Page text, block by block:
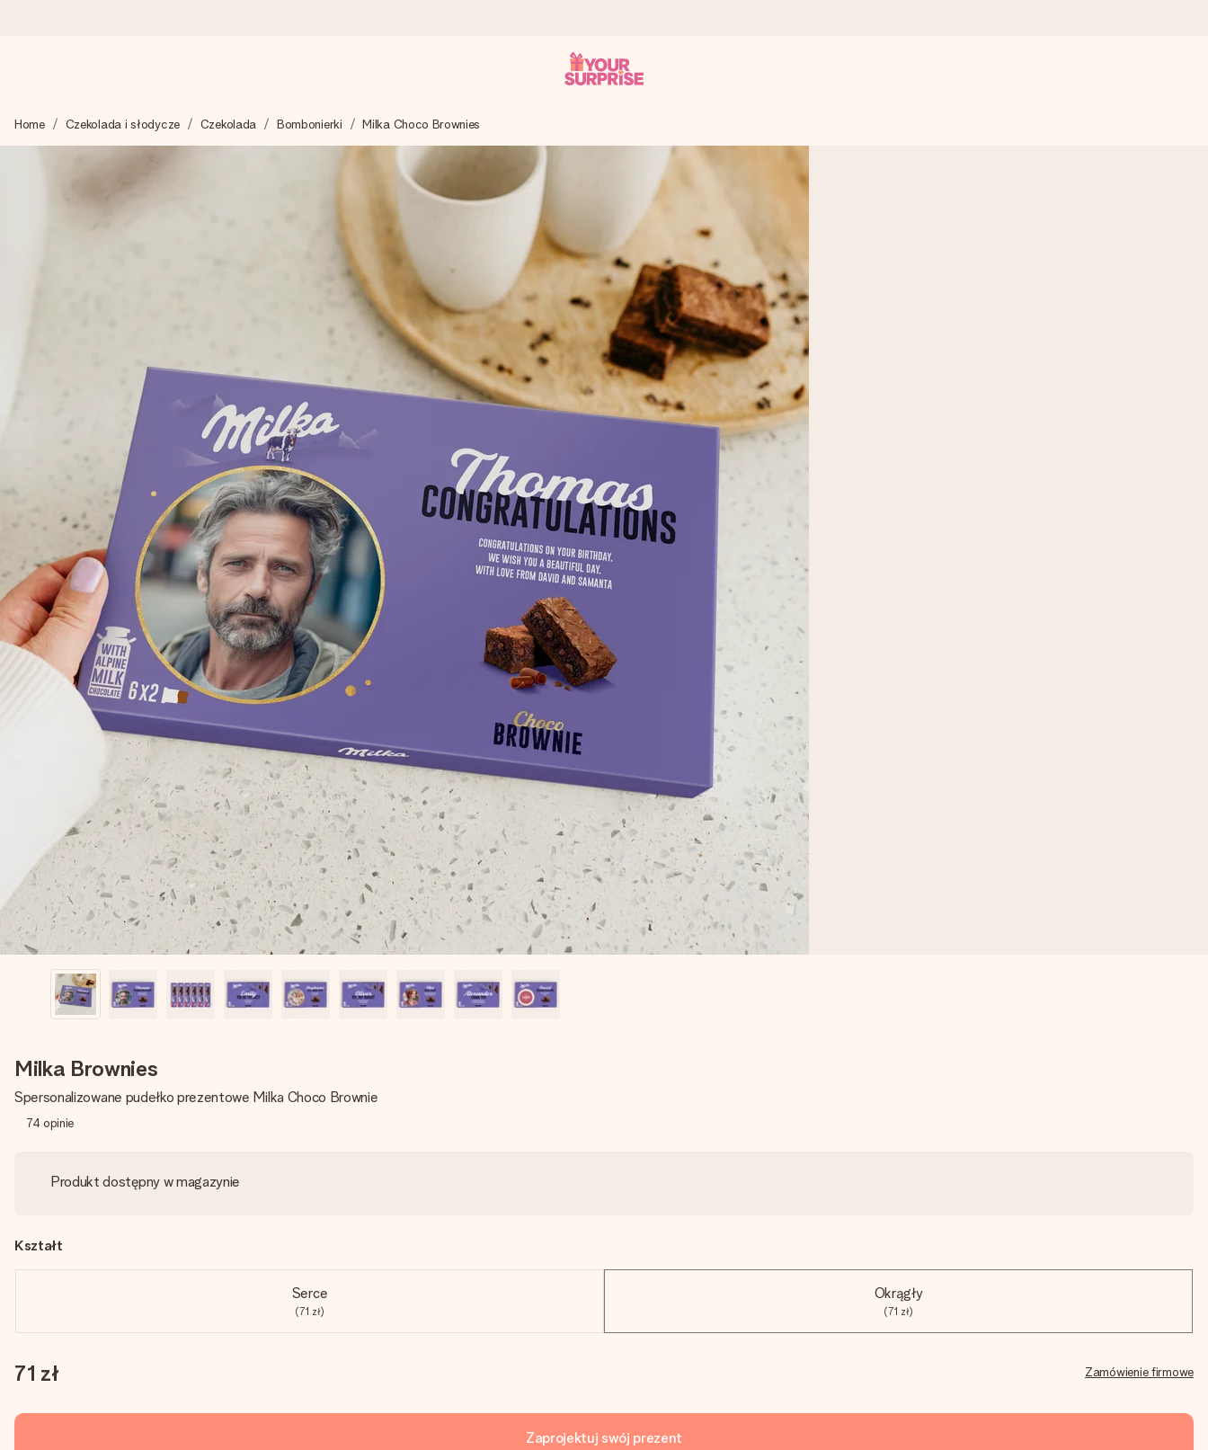
Tworzymy Twój prezent z troską i wysyłamy go w mgnieniu oka – dzięki czemu możesz go dać dokładnie we właściwym momencie, kiedy ma to największe znaczenie
4,7 (na podstawie +15 000 opinii)
Nasze prezenty inspirują. Klienci oceniają nas na 4,7 w Google Reviews.
Stwórz coś wyjątkowego w zaledwie kilku krokach – z jej imieniem, swoim zdjęciem lub wiadomością, która naprawdę poruszy serce. Bez problemu, po prostu ogrom miłości na tę chwilę.
Home Czekolada i słodycze Czekolada Bombonierki Milka Choco Brownies
Milka Brownies
Spersonalizowane pudełko prezentowe Milka Choco Brownie
74 opinie
Produkt dostępny w magazynie
Kształt
Serce
(71 zł)
Okrągły
(71 zł)
71 zł Zamówienie firmowe
Zaprojektuj swój prezent